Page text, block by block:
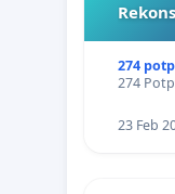
274
274
23 Feb